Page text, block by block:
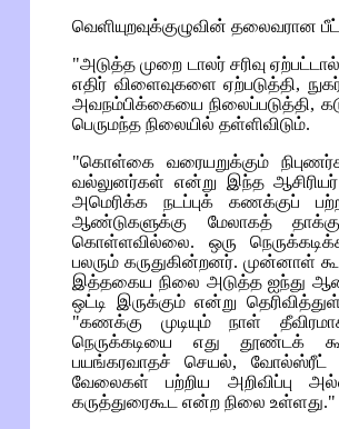
வெளியுறவுக்குழுவின் தலைவரான
"அடுத்த முறை டாலர் சரிவு
எதிர் விளைவுகளை ஏற்படுத்தி,
அவநம்பிக்கையை நிலைப்படுத்தி,
பெருமந்த நிலையில் தள்ளிவிடும்.
"கொள்கை வரையறுக்கும்
வல்லுனர்கள் என்று இந்த
அமெரிக்க நடப்புக் கணக்குப்
ஆண்டுகளுக்கு மேலாகத்
கொள்ளவில்லை. ஒரு
பலரும் கருதுகின்றனர். முன்னாள்
இத்தகைய நிலை அடுத்த ஐந்து
ஒட்டி இருக்கும் என்று
"கணக்கு முடியும் நாள்
நெருக்கடியை எது தூண்டக்
பயங்கரவாதச் செயல்,
வேலைகள் பற்றிய அறிவிப்பு
கருத்துரைகூட என்ற நிலை உள்ளது."